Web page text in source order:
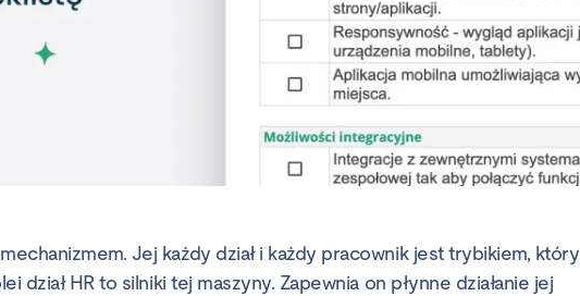
Jej każdy dział i każdy pracownik jest trybikiem, który
dział HR to silniki tej maszyny. Zapewnia on płynne działanie jej